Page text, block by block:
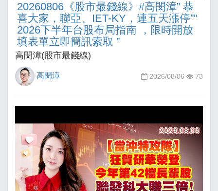
20260806《股市最錢線》#高閔漳” 恭
喜大家，聯亞、IET-KY，連五天漲停””
2026下半年台股布局指南 ，限時開放
填表單立即簡訊索取 ”
高閔漳(股市最錢線)
高閔漳 2026/08/06 73